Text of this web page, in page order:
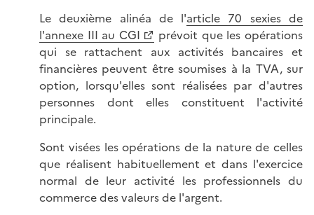
Le deuxième alinéa de l'article 70 sexies de
l'annexe III au CGI
prévoit que les opérations
qui se rattachent aux activités bancaires et
financières peuvent être soumises à la TVA, sur
option, lorsqu'elles sont réalisées par d'autres
personnes dont elles constituent l'activité
principale.
Sont visées les opérations de la nature de celles
que réalisent habituellement et dans l'exercice
normal de leur activité les professionnels du
commerce des valeurs de l'argent.